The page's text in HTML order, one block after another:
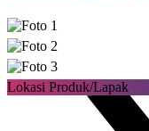
Lokasi Produk/Lapak